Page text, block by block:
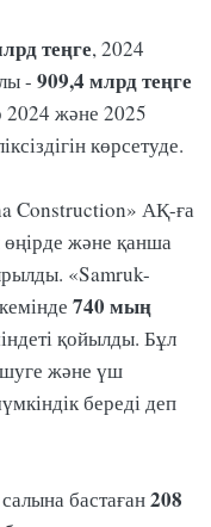
теңге, 2024
- 909,4 млрд теңге
2024 және 2025
көрсетуде.
Construction» АҚ-ға
және қанша
«Samruk-
740 мың
қойылды. Бұл
және үш
береді деп
бастаған208